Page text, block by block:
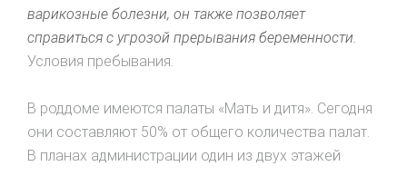
варикозные болезни, он также позволяет
справиться с угрозой прерывания беременности.
Условия пребывания.
В роддоме имеются палаты «Мать и дитя». Сегодня
они составляют 50% от общего количества палат.
В планах администрации один из двух этажей